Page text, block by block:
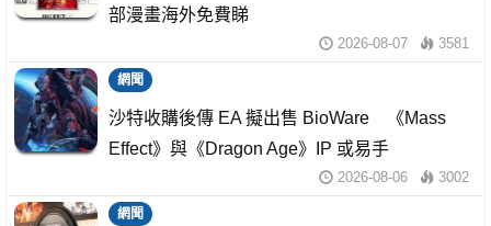
部漫畫海外免費睇
2026-08-07 3581
網聞
沙特收購後傳 EA 擬出售 BioWare 《Mass
Effect》與《Dragon Age》IP 或易手
2026-08-06 3002
網聞